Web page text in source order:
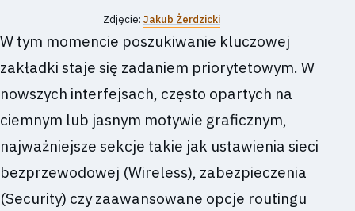
Zdjęcie: Jakub Żerdzicki
W tym momencie poszukiwanie kluczowej
zakładki staje się zadaniem priorytetowym. W
nowszych interfejsach, często opartych na
ciemnym lub jasnym motywie graficznym,
najważniejsze sekcje takie jak ustawienia sieci
bezprzewodowej (Wireless), zabezpieczenia
(Security) czy zaawansowane opcje routingu